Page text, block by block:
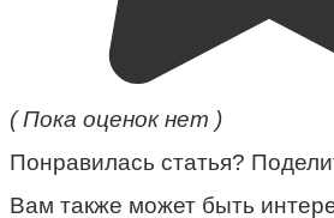
( Пока оценок нет )
Понравилась статья?
Вам также может быть